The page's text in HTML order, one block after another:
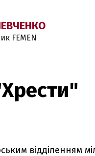
FEMEN
відділенням